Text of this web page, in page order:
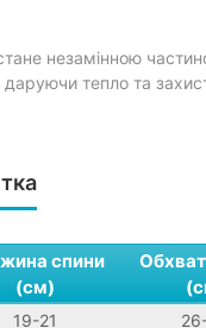
незамінною
даруючи тепло та
спини
(см)
19-21